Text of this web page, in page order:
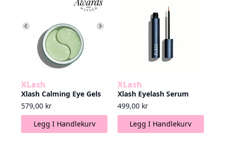
kan
velges
produktsiden
XLash
Xlash Calming Eye Gels
579,00 kr
Legg I Handlekurv
XLash
Xlash Eyelash Serum
499,00 kr
Legg I Handlekurv